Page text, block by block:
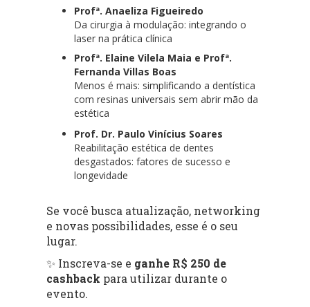
Profª. Anaeliza Figueiredo
Da cirurgia à modulação: integrando o
laser na prática clínica
Profª. Elaine Vilela Maia e Profª.
Fernanda Villas Boas
Menos é mais: simplificando a dentística
com resinas universais sem abrir mão da
estética
Prof. Dr. Paulo Vinícius Soares
Reabilitação estética de dentes
desgastados: fatores de sucesso e
longevidade
Se você busca atualização, networking
e novas possibilidades, esse é o seu
lugar.
✨ Inscreva-se e ganhe R$ 250 de
cashback para utilizar durante o
evento.